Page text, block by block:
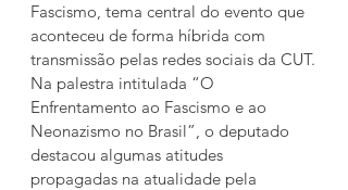
Fascismo, tema central do evento que
aconteceu de forma híbrida com
transmissão pelas redes sociais da CUT.
Na palestra intitulada “O
Enfrentamento ao Fascismo e ao
Neonazismo no Brasil”, o deputado
destacou algumas atitudes
propagadas na atualidade pela